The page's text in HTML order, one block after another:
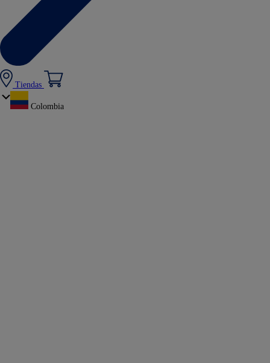
Tiendas
Colombia